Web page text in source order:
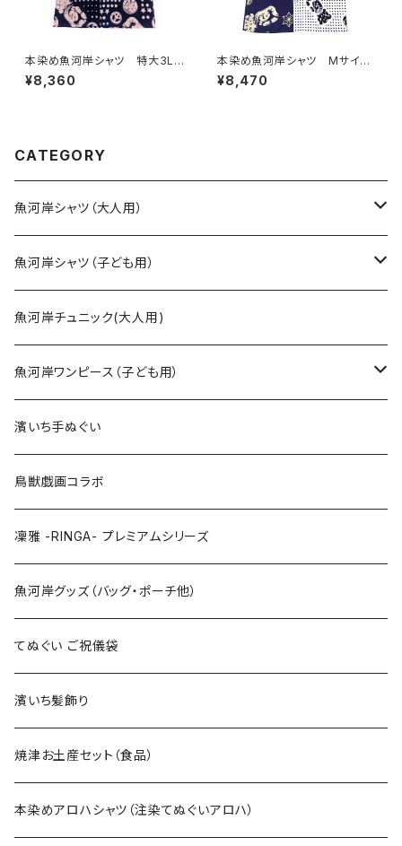
本染め魚河岸シャツ 特大3Lサ
イズ 認定証付き 木綿晒 星
柄入り豆絞り 紺×白 日本
¥8,360
本染め魚河岸シャツ Mサイ
ズ 認定証付き 木綿晒 日本
製 涼麻柄×伝統豆絞り柄 紺
¥8,470
CATEGORY
魚河岸シャツ（大人用）
SSサイズ
Sサイズ
Mサイズ
Lサイズ
LLサイズ
特大3Lサイズ
魚河岸シャツ（子ども用）
90cm
100cm
110cm
120cm
130cm
上下セット
魚河岸チュニック(大人用)
魚河岸ワンピース（子ども用）
100cm
120cm
濱いち手ぬぐい
鳥獣戯画コラボ
凜雅 -RINGA- プレミアムシリーズ
魚河岸グッズ（バッグ・ポーチ他）
てぬぐい ご祝儀袋
濱いち髪飾り
焼津お土産セット（食品）
本染めアロハシャツ（注染てぬぐいアロハ）